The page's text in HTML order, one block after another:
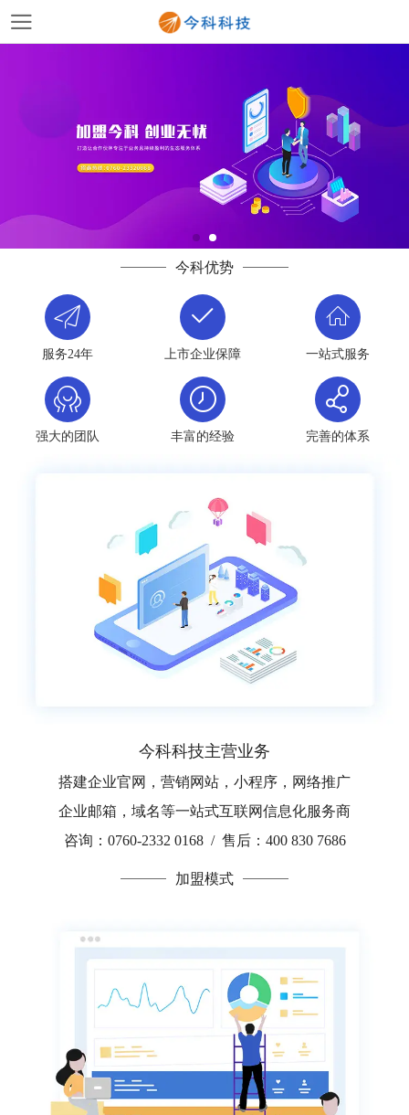
今科优势
服务24年 上市企业保障 一站式服务
强大的团队 丰富的经验 完善的体系
今科科技主营业务
搭建企业官网，营销网站，小程序，网络推广
企业邮箱，域名等一站式互联网信息化服务商
咨询：0760-2332 0168 / 售后：400 830 7686
加盟模式